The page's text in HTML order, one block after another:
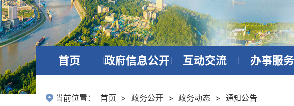
首页 政府信息公开 互动交流 办事服务
当前位置： 首页 > 政务公开 > 政务动态 > 通知公告